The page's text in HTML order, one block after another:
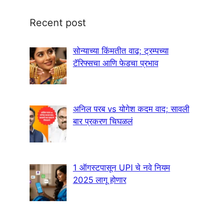
Recent post
सोन्याच्या किंमतीत वाढ; ट्रम्पच्या
टॅरिफ्सचा आणि फेडचा प्रभाव
अनिल परब vs योगेश कदम वाद; सावली
बार प्रकरण चिघळलं
1 ऑगस्टपासून UPI चे नवे नियम
2025 लागू होणार